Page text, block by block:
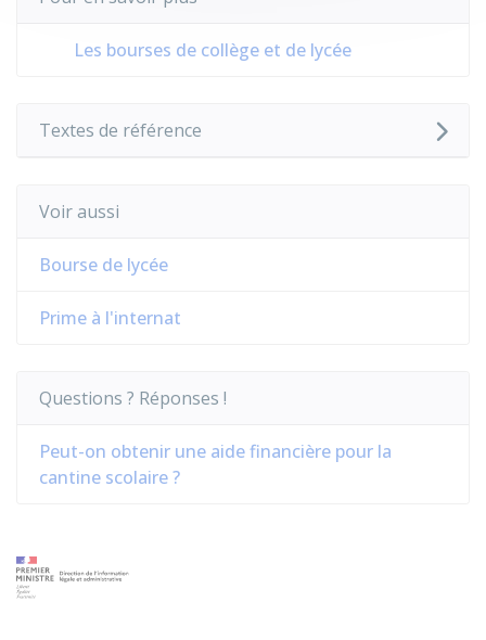
Les bourses de collège et de lycée
Textes de référence
Voir aussi
Bourse de lycée
Prime à l'internat
Questions ? Réponses !
Peut-on obtenir une aide financière pour la
cantine scolaire ?